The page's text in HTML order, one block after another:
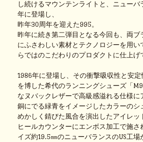
し続けるマウンテンライトと、ニューバ
年に登場し、
昨年30周年を迎えた995。
昨年に続き第二弾目となる今回も、両ブ
にふさわしい素材とテクノロジーを用い
らではのこだわりのプロダクトに仕上げ
1986年に登場し、その衝撃吸収性と安
を博した希代のランニングシューズ「
なヌバックレザーで高級感溢れる仕様に
銅にでる緑青をイメージしたカラーのシ
めかしく錆びた風合を演出したアイレッ
ヒールカウンターにエンボス加工で施さ
イズ約19.5㎜のニューバランスのUS工場